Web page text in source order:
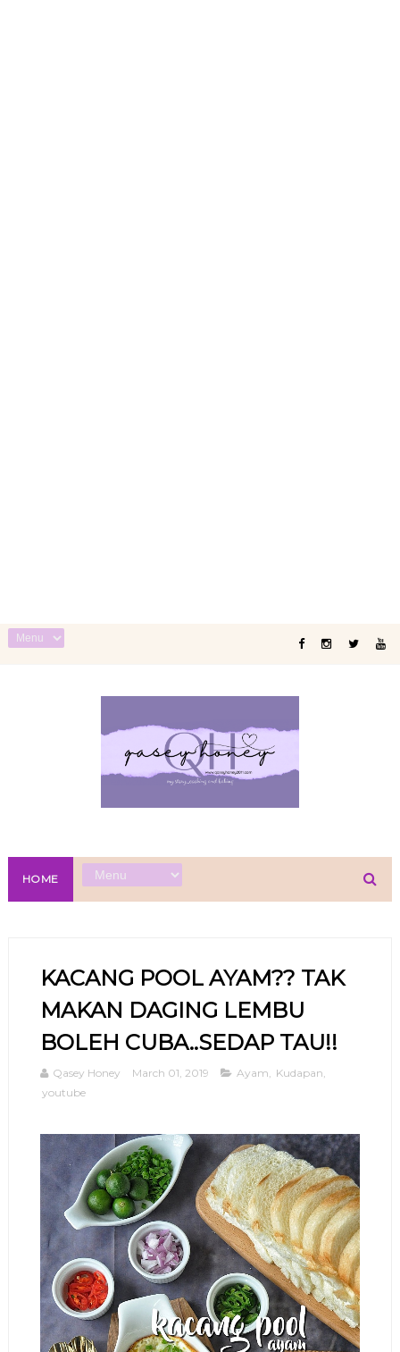
HOME
KACANG POOL AYAM?? TAK
MAKAN DAGING LEMBU
BOLEH CUBA..SEDAP TAU!!
Qasey Honey March 01, 2019 Ayam Kudapan
youtube